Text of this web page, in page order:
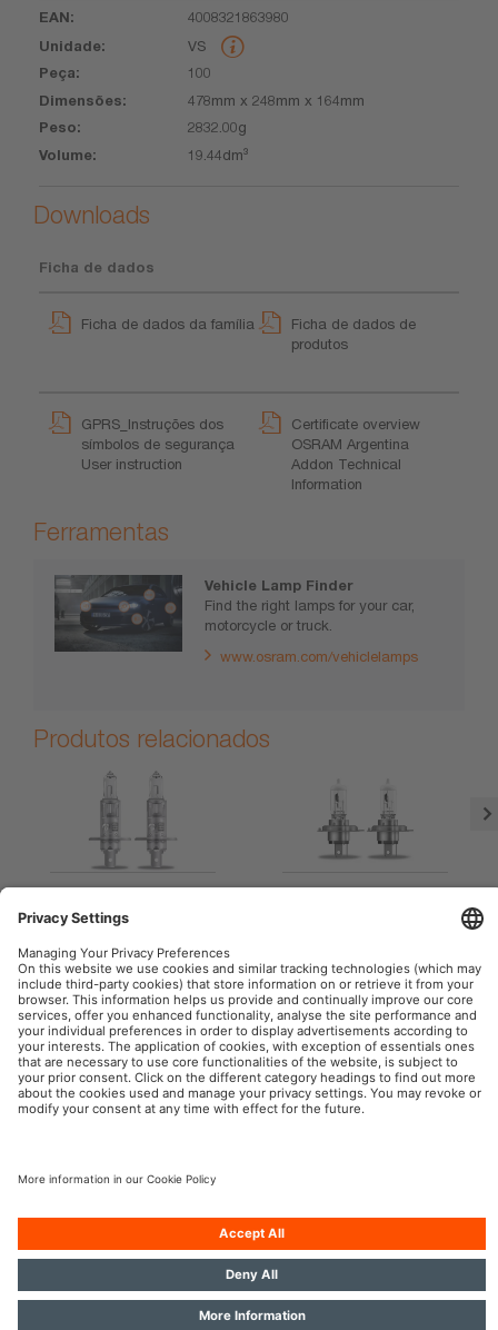
4008321863980
VS
100
478mm x 248mm x 164mm
2832.00g
19.44dm³
Downloads
Ficha de dados
Ficha de dados da família
Ficha de dados de
produtos
GPRS_Instruções dos
símbolos de segurança
User instruction
Certificate overview
OSRAM Argentina
Addon Technical
Information
Ferramentas
Vehicle Lamp Finder
Find the right lamps for your car,
motorcycle or truck.
www.osram.com/vehiclelamps
Produtos relacionados
OSRAM Automotive na Web Social
Imprint
Termos de uso
Política IA
© 2026, OSRAM GmbH. Todos os direitos reservados.